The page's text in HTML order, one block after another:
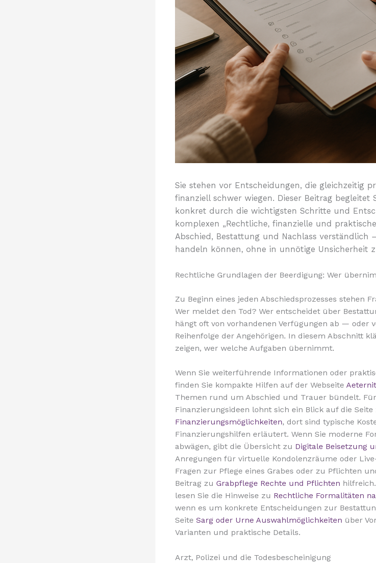
Sie stehen vor Entscheidungen, die gleichzeitig
finanziell schwer wiegen. Dieser Beitrag begleitet
konkret durch die wichtigsten Schritte und
komplexen „Rechtliche, finanzielle und
Abschied, Bestattung und Nachlass
handeln können, ohne in unnötige Unsicherheit
Rechtliche Grundlagen der Beerdigung: Wer
Zu Beginn eines jeden Abschiedsprozesses stehen
Wer meldet den Tod? Wer entscheidet über
hängt oft von vorhandenen Verfügungen ab — oder
Reihenfolge der Angehörigen. In diesem Abschnitt
zeigen, wer welche Aufgaben übernimmt.
Wenn Sie weiterführende Informationen oder
finden Sie kompakte Hilfen auf der Webseite
Themen rund um Abschied und Trauer bündelt.
Finanzierungsideen lohnt sich ein Blick auf die Seite
Finanzierungsmöglichkeiten, dort sind typische
Finanzierungshilfen erläutert. Wenn Sie moderne
abwägen, gibt die Übersicht zu Digitale Beisetzung
Anregungen für virtuelle Kondolenzräume oder
Fragen zur Pflege eines Grabes oder zu Pflichten
Beitrag zu Grabpflege Rechte und Pflichten
lesen Sie die Hinweise zu Rechtliche Formalitäten
wenn es um konkrete Entscheidungen zur
Seite Sarg oder Urne Auswahlmöglichkeiten über
Varianten und praktische Details.
Arzt, Polizei und die Todesbescheinigung